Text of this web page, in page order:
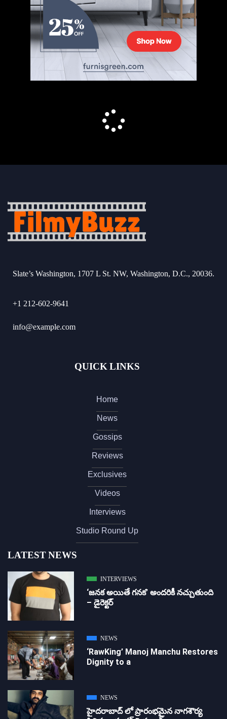
Slate’s Washington, 1707 L St. NW, Washington, D.C., 20036.
+1 212-602-9641
info@example.com
QUICK LINKS
Home
News
Gossips
Reviews
Exclusives
Videos
Interviews
Studio Round Up
LATEST NEWS
INTERVIEWS
‘జ‌న‌క అయితే గ‌న‌క‌’ అందరికీ నచ్చుతుంది
– డైరెక్ట‌ర్
NEWS
‘RawKing’ Manoj Manchu Restores
Dignity to a
NEWS
హైదరాబాద్ లో ప్రారంభమైన నాగశౌర్య